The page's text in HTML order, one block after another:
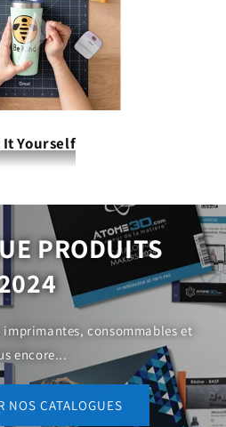
It Yourself
PRODUITS
imprimantes, consommables et
encore...
NOS CATALOGUES